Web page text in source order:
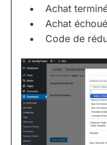
Achat
Achat échoué
Code de